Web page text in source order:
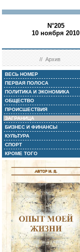
N°205
10 ноября 2010
//Архив
ВЕСЬ НОМЕР
ПЕРВАЯ ПОЛОСА
ПОЛИТИКА И ЭКОНОМИКА
ОБЩЕСТВО
ПРОИСШЕСТВИЯ
ЗАГРАНИЦА
БИЗНЕС И ФИНАНСЫ
КУЛЬТУРА
СПОРТ
КРОМЕ ТОГО